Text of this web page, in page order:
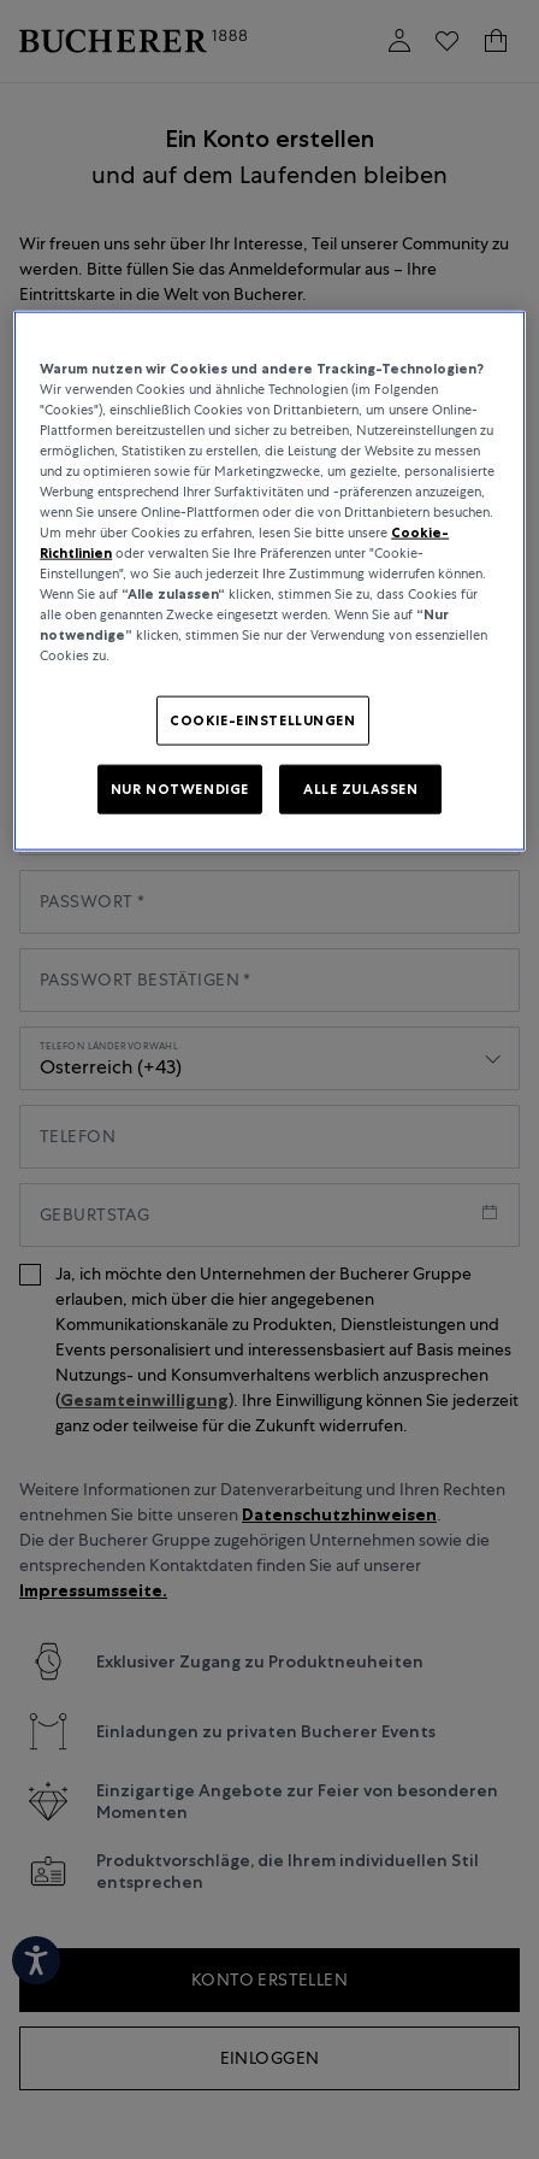
Einloggen
Ein Konto erstellen
und auf dem Laufenden bleiben
Wir freuen uns sehr über Ihr Interesse, Teil unserer Community zu
werden. Bitte füllen Sie das Anmeldeformular aus – Ihre
Eintrittskarte in die Welt von Bucherer.
VORNAME
NACHNAME
ADRESSE
POSTLEITZAHL
PASSWORT
PASSWORT BESTÄTIGEN
TELEFON LÄNDERVORWAHL
TELEFON
GEBURTSTAG
Ja, ich möchte den Unternehmen der Bucherer Gruppe
erlauben, mich über die hier angegebenen
Kommunikationskanäle zu Produkten, Dienstleistungen und
Events personalisiert und interessensbasiert auf Basis meines
Nutzungs- und Konsumverhaltens werblich anzusprechen
(Gesamteinwilligung). Ihre Einwilligung können Sie jederzeit
ganz oder teilweise für die Zukunft widerrufen.
Weitere Informationen zur Datenverarbeitung und Ihren Rechten
entnehmen Sie bitte unseren Datenschutzhinweisen.
Die der Bucherer Gruppe zugehörigen Unternehmen sowie die
entsprechenden Kontaktdaten finden Sie auf unserer
Impressumsseite.
Exklusiver Zugang zu Produktneuheiten
Einladungen zu privaten Bucherer Events
Einzigartige Angebote zur Feier von besonderen
Momenten
Produktvorschläge, die Ihrem individuellen Stil
entsprechen
KONTO ERSTELLEN
EINLOGGEN
Warum nutzen wir Cookies und andere Tracking-Technologien?
Wir verwenden Cookies und ähnliche Technologien (im Folgenden
"Cookies"), einschließlich Cookies von Drittanbietern, um unsere Online-
Plattformen bereitzustellen und sicher zu betreiben, Nutzereinstellungen zu
ermöglichen, Statistiken zu erstellen, die Leistung der Website zu messen
und zu optimieren sowie für Marketingzwecke, um gezielte, personalisierte
Werbung entsprechend Ihrer Surfaktivitäten und -präferenzen anzuzeigen,
wenn Sie unsere Online-Plattformen oder die von Drittanbietern besuchen.
Um mehr über Cookies zu erfahren, lesen Sie bitte unsere Cookie-
Richtlinien oder verwalten Sie Ihre Präferenzen unter "Cookie-
Einstellungen", wo Sie auch jederzeit Ihre Zustimmung widerrufen können.
Wenn Sie auf “Alle zulassen“ klicken, stimmen Sie zu, dass Cookies für
alle oben genannten Zwecke eingesetzt werden. Wenn Sie auf “Nur
notwendige” klicken, stimmen Sie nur der Verwendung von essenziellen
Cookies zu.
COOKIE-EINSTELLUNGEN
NUR NOTWENDIGE ALLE ZULASSEN